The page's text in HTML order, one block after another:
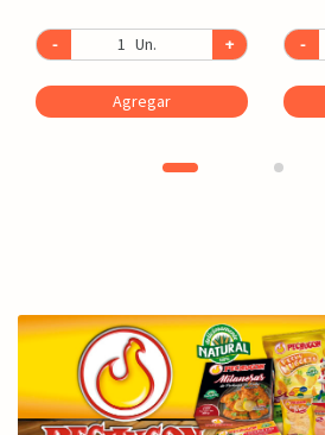
- Un. +
Agregar
-